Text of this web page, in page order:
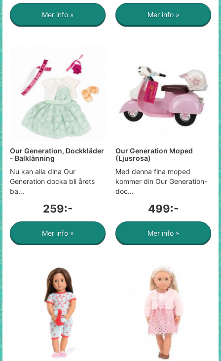
Mer info » Mer info »
Our Generation, Dockkläder
- Balklänning
Nu kan alla dina Our
Generation docka bli årets
ba...
259:-
Mer info »
Our Generation Moped
(Ljusrosa)
Med denna fina moped
kommer din Our Generation-
doc...
499:-
Mer info »